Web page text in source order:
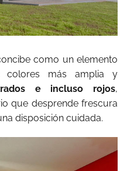
como un elemento
más amplia y
e incluso rojos,
que desprende frescura
disposición cuidada.